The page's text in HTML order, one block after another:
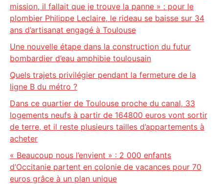
mission, il fallait que je trouve la panne » : pour le
plombier Philippe Leclaire, le rideau se baisse sur 34
ans d’artisanat engagé à Toulouse
Une nouvelle étape dans la construction du futur
bombardier d’eau amphibie toulousain
Quels trajets privilégier pendant la fermeture de la
ligne B du métro ?
Dans ce quartier de Toulouse proche du canal, 33
logements neufs à partir de 164800 euros vont sortir
de terre, et il reste plusieurs tailles d’appartements à
acheter
« Beaucoup nous l’envient » : 2 000 enfants
d’Occitanie partent en colonie de vacances pour 70
euros grâce à un plan unique